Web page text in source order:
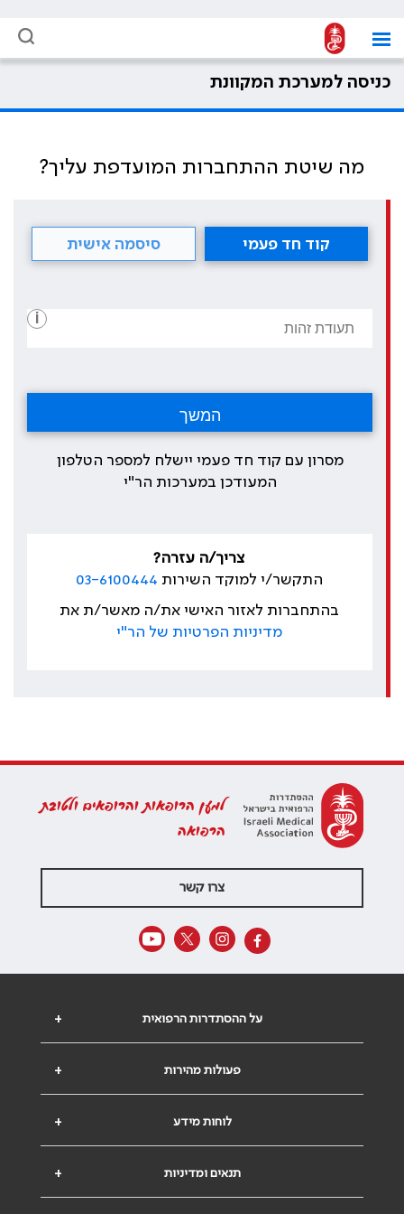
כניסה למערכת המקוונת
מה שיטת ההתחברות המועדפת עליך?
קוד חד פעמי סיסמה אישית
i
מסרון עם קוד חד פעמי יישלח למספר הטלפון
המעודכן במערכות הר"י
צריך/ה עזרה?
התקשר/י למוקד השירות 03-6100444
בהתחברות לאזור האישי את/ה מאשר/ת את
מדיניות הפרטיות של הר"י
למען הרופאות והרופאים ולטובת
הרפואה
צרו קשר
+ על ההסתדרות הרפואית
+ פעולות מהירות
+ לוחות מידע
+ תנאים ומדיניות